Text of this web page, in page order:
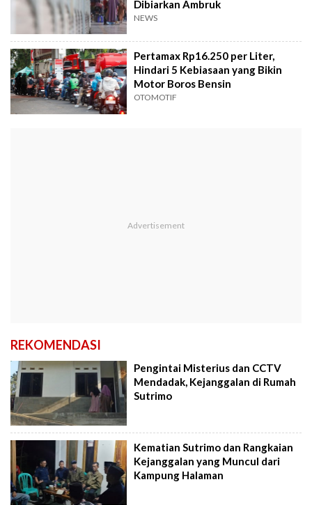
Dibiarkan Ambruk
NEWS
Pertamax Rp16.250 per Liter,
Hindari 5 Kebiasaan yang Bikin
Motor Boros Bensin
OTOMOTIF
REKOMENDASI
Pengintai Misterius dan CCTV
Mendadak, Kejanggalan di Rumah
Sutrimo
Kematian Sutrimo dan Rangkaian
Kejanggalan yang Muncul dari
Kampung Halaman